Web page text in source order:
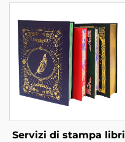
rapidi stampa libri in
bulk set di libri
personalizzati con
copertina rigida
servizio di stampa
Servizi di stampa libri